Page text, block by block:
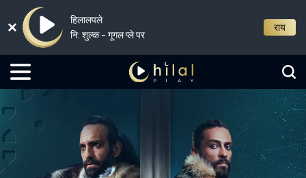
हिलालपले
नि: शुल्क - गूगल प्ले पर
राय